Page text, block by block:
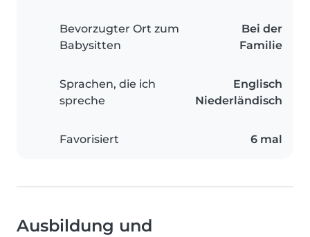
Bevorzugter Ort zum
Babysitten
Bei der
Familie
Sprachen, die ich
spreche
Englisch
Niederländisch
Favorisiert 6 mal
Ausbildung und